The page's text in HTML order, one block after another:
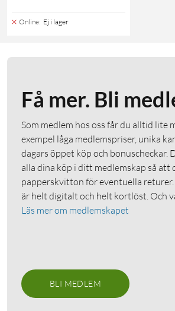
Online: Ej i lager
Få mer. Bli
Som medlem hos oss får du alltid lite
exempel låga medlemspriser, unika
dagars öppet köp och bonuscheckar.
alla dina köp i ditt medlemskap så att
papperskvitton för eventuella
är helt digitalt och helt kortlöst. Och
Läs mer om medlemskapet
BLI MEDLEM